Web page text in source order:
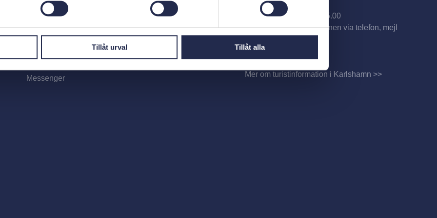
Tillåt urval Tillåt alla
Telefon
0454-812 03
E-post
visit@karlshamn.se
Messenger
Telefontid
Måndag-fredag 09.00-15.00
Kontakta turistinformationen via telefon, mejl
Mer om turistinformation i Karlshamn >>